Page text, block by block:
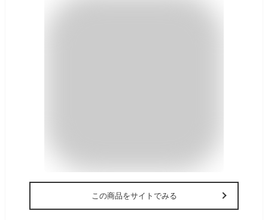
この商品をサイトでみる